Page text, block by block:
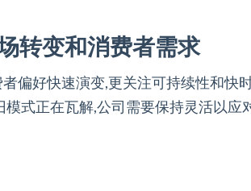
转变和消费者需求
偏好快速演变,更关注可持续性和快
模式正在瓦解,公司需要保持灵活以